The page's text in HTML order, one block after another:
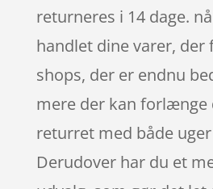
returneres i 14 dage.
handlet dine varer, der
shops, der er endnu
mere der kan forlænge
returret med både
Derudover har du et